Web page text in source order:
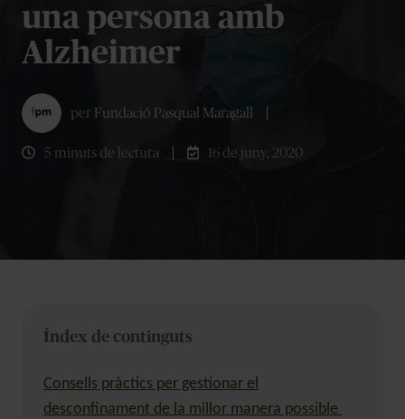
una persona amb
Alzheimer
per Fundació Pasqual Maragall
5 minuts de lectura 16 de juny, 2020
Índex de continguts
Consells pràctics per gestionar el
desconfinament de la millor manera possible